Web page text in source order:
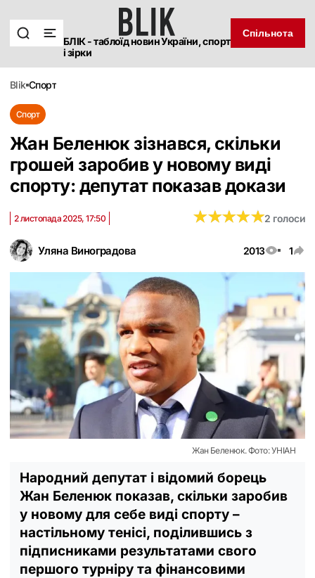
БЛІК - таблоїд новин України, спорт
і зірки
Спільнота
blik спорт
Спорт
Жан Беленюк зізнався, скільки
грошей заробив у новому виді
спорту: депутат показав докази
Уляна Виноградова 2013 1
2 листопада 2025, 17:50 ★★★★★
★★★★★2 голоси
Жан Беленюк. Фото: УНІАН
Народний депутат і відомий борець
Жан Беленюк показав, скільки заробив
у новому для себе виді спорту –
настільному тенісі, поділившись з
підписниками результатами свого
першого турніру та фінансовими